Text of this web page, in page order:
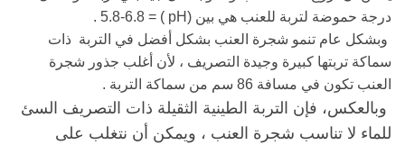
درجة حموضة لتربة للعنب هي بين (pH ) = 5.8-6.8 .
وبشكل عام تنمو شجرة العنب بشكل أفضل في التربة ذات
سماكة تربتها كبيرة وجيدة التصريف ، لأن أغلب جذور شجرة
العنب تكون في مسافة 86 سم من سماكة التربة .
وبالعكس، فإن التربة الطينية الثقيلة ذات التصريف السئ
للماء لا تناسب شجرة العنب ، ويمكن أن نتغلب على